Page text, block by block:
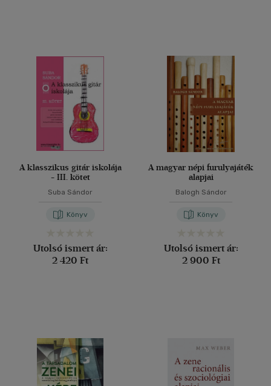
A klasszikus gitár iskolája
- III. kötet
Suba Sándor
Könyv
Utolsó ismert ár:
2 420 Ft
A magyar népi furulyajáték
alapjai
Balogh Sándor
Könyv
Utolsó ismert ár:
2 900 Ft